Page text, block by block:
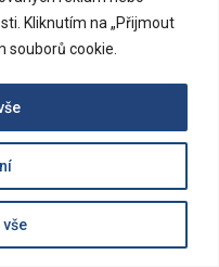
Kliknutím na „Přijmout
souborů cookie.